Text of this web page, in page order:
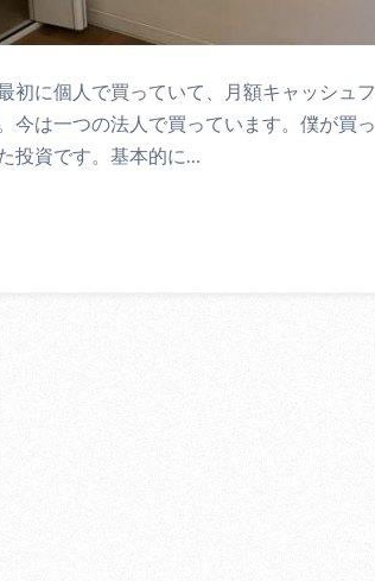
初に個人で買っていて、月額キャッシュフ
今は一つの法人で買っています。僕が買っ
投資です。基本的に…